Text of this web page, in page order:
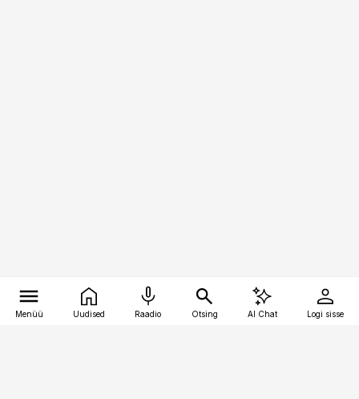
Menüü Uudised Raadio Otsing AI Chat Logi sisse